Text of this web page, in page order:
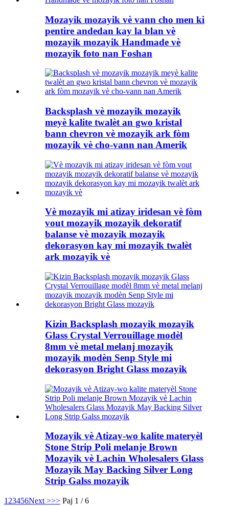
Mozayik mozayik vè vann cho men ki
pentire andedan kay la blan vè
mozayik mozayik Handmade vè
mozayik foto nan Foshan
Backsplash vè mozayik mozayik
meyè kalite twalèt an gwo kristal
bann chevron vè mozayik ark fòm
mozayik vè cho-vann nan Amerik
Vè mozayik mi atizay iridesan vè fòm
vout mozayik mozayik dekoratif
balanse vè mozayik mozayik
dekorasyon kay mi mozayik twalèt
ark mozayik vè
Kizin Backsplash mozayik mozayik
Glass Crystal Verrouillage modèl
8mm vè metal melanj mozayik
mozayik modèn Senp Style mi
dekorasyon Bright Glass mozayik
Mozayik vè Atizay-wo kalite materyèl
Stone Strip Poli melanje Brown
Mozayik vè Lachin Wholesalers Glass
Mozayik May Backing Silver Long
Strip Galss mozayik
1 23456Next >>> Paj 1 / 6